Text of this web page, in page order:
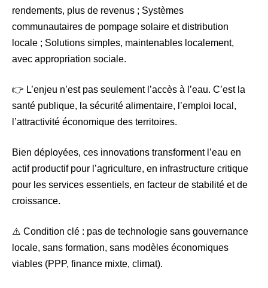
rendements, plus de revenus ; Systèmes
communautaires de pompage solaire et distribution
locale ; Solutions simples, maintenables localement,
avec appropriation sociale.
👉 L’enjeu n’est pas seulement l’accès à l’eau. C’est la
santé publique, la sécurité alimentaire, l’emploi local,
l’attractivité économique des territoires.
Bien déployées, ces innovations transforment l’eau en
actif productif pour l’agriculture, en infrastructure critique
pour les services essentiels, en facteur de stabilité et de
croissance.
⚠️ Condition clé : pas de technologie sans gouvernance
locale, sans formation, sans modèles économiques
viables (PPP, finance mixte, climat).